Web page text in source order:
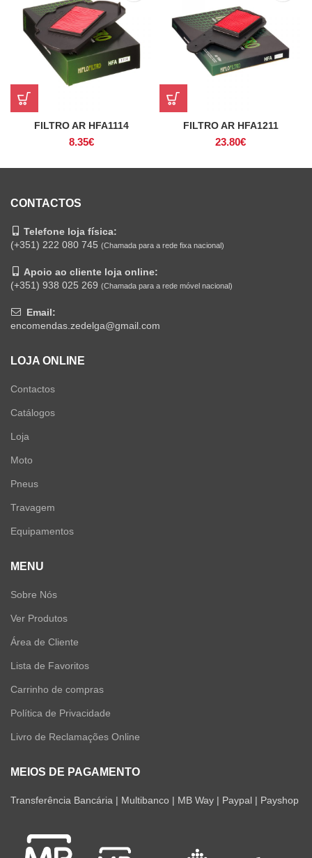
FILTRO AR HFA1114
8.35€
FILTRO AR HFA1211
23.80€
CONTACTOS
Telefone loja física:
(+351) 222 080 745 (Chamada para a rede fixa nacional)
Apoio ao cliente loja online:
(+351) 938 025 269 (Chamada para a rede móvel nacional)
Email:
encomendas.zedelga@gmail.com
LOJA ONLINE
Contactos
Catálogos
Loja
Moto
Pneus
Travagem
Equipamentos
MENU
Sobre Nós
Ver Produtos
Área de Cliente
Lista de Favoritos
Carrinho de compras
Política de Privacidade
Livro de Reclamações Online
MEIOS DE PAGAMENTO
Transferência Bancária | Multibanco | MB Way | Paypal | Payshop